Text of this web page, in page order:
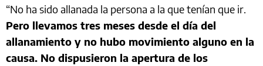
“No ha sido allanada la persona a la que tenían que ir.
Pero llevamos tres meses desde el día del
allanamiento y no hubo movimiento alguno en la
causa. No dispusieron la apertura de los